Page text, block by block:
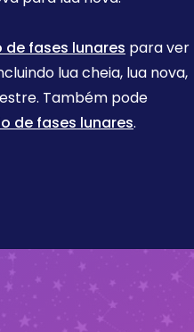
de fases lunares para ver
lua cheia, lua nova,
Também pode
de fases lunares.